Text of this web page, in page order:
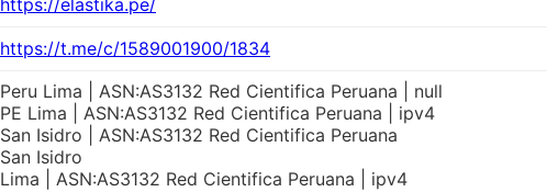
https://elastika.pe/
https://t.me/c/1589001900/1834
Peru Lima | ASN:AS3132 Red Cientifica Peruana | null
PE Lima | ASN:AS3132 Red Cientifica Peruana | ipv4
San Isidro | ASN:AS3132 Red Cientifica Peruana
San Isidro
Lima | ASN:AS3132 Red Cientifica Peruana | ipv4